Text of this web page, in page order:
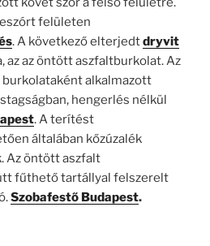
felületen
. A következő elterjedtdryvit
az az öntött aszfaltburkolat. Az
alkalmazott
hengerlés nélkül
. A terítést
általában kőzúzalék
Az öntött aszfalt
fűthető tartállyal felszerelt
Szobafestő Budapest.